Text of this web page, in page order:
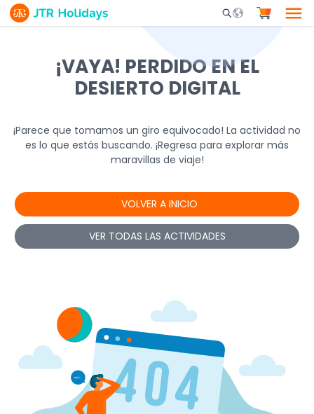
Mobile Search
¡VAYA! PERDIDO EN EL
DESIERTO DIGITAL
¡Parece que tomamos un giro equivocado! La actividad no
es lo que estás buscando. ¡Regresa para explorar más
maravillas de viaje!
VOLVER A INICIO
VER TODAS LAS ACTIVIDADES